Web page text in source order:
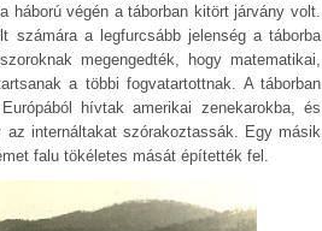
háború végén a táborban kitört járvány volt.
számára a legfurcsább jelenség a táborba
megengedték, hogy matematikai,
a többi fogvatartottnak. A táborban
hívtak amerikai zenekarokba, és
az internáltakat szórakoztassák. Egy másik
falu tökéletes mását építették fel.